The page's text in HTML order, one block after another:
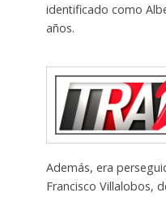
identificado como
años.
Además, era
Francisco Villalobos,